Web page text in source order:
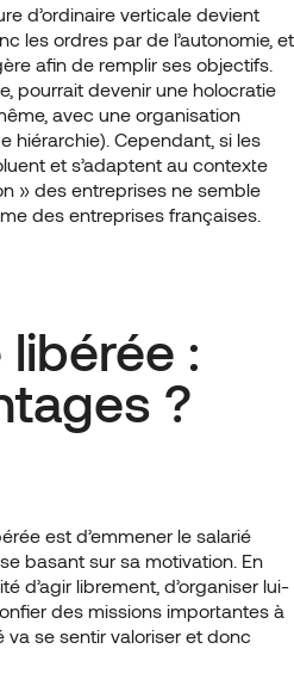
d’ordinaire verticale devient
les ordres par de l’autonomie, et
afin de remplir ses objectifs.
pourrait devenir une holocratie
avec une organisation
hiérarchie). Cependant, si les
et s’adaptent au contexte
» des entreprises ne semble
des entreprises françaises.
:
?
est d’emmener le salarié
basant sur sa motivation. En
d’agir librement, d’organiser lui-
des missions importantes à
va se sentir valoriser et donc